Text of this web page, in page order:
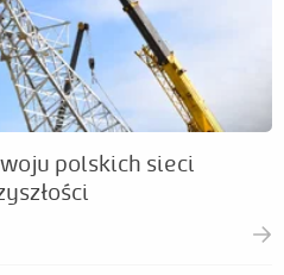
polskich sieci